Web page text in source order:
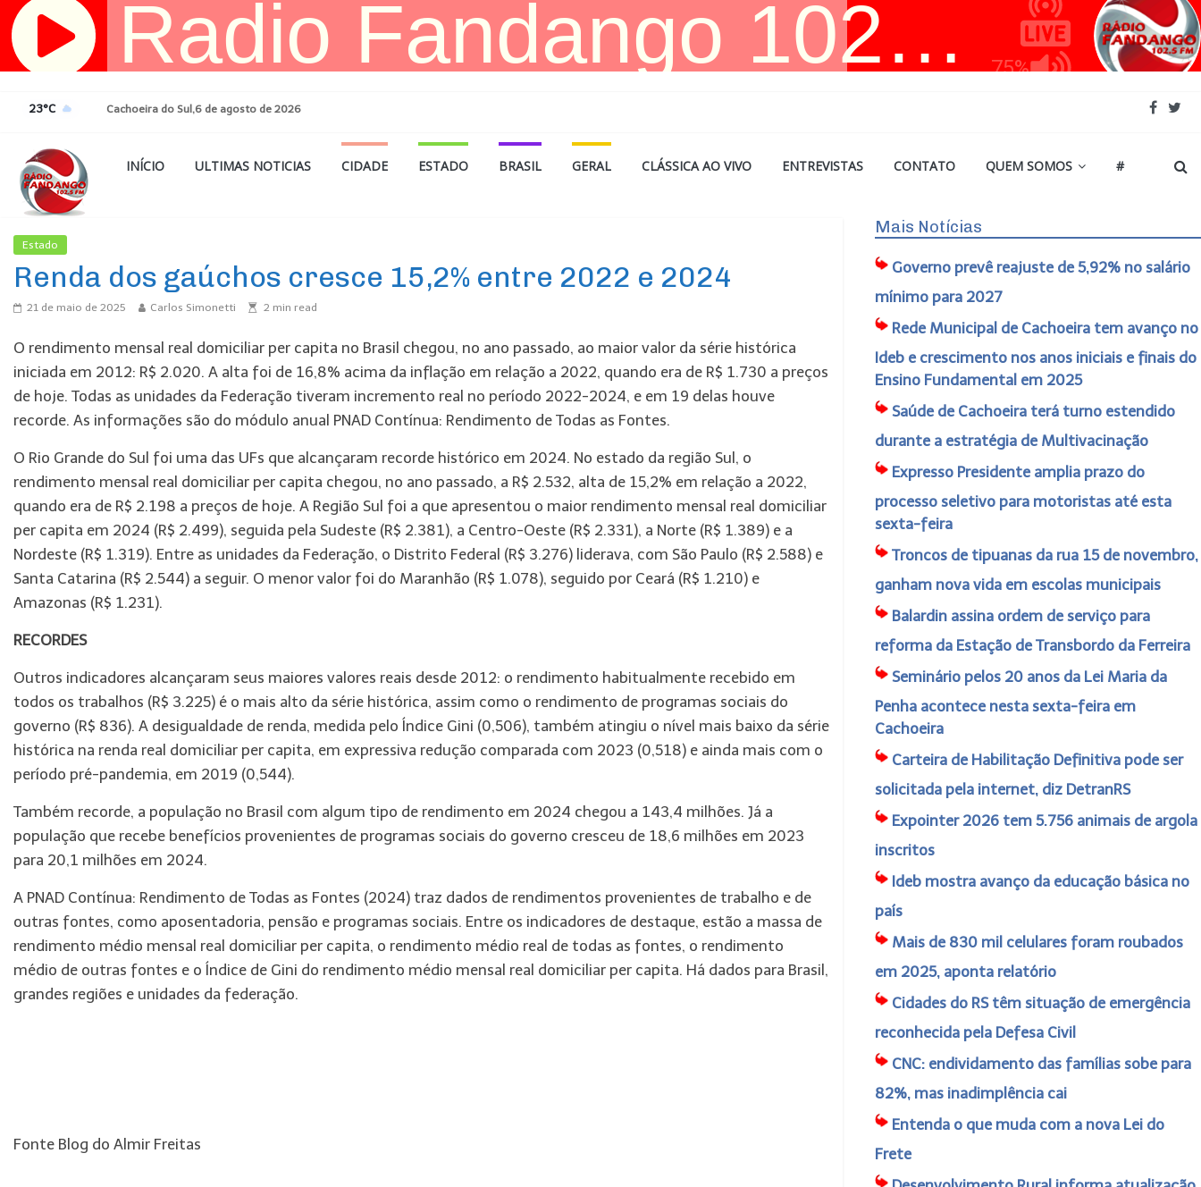
Pular
para
23°C Cachoeira do Sul,6 de agosto de 2026
INÍCIO ULTIMAS NOTICIAS CIDADE ESTADO BRASIL GERAL CLÁSSICA AO VIVO ENTREVISTAS CONTATO QUEM SOMOS #
Estado
Renda dos gaúchos cresce 15,2% entre 2022 e 2024
21 de maio de 2025 Carlos Simonetti 2 min read
O rendimento mensal real domiciliar per capita no Brasil chegou, no ano passado, ao maior valor da série histórica
iniciada em 2012: R$ 2.020. A alta foi de 16,8% acima da inflação em relação a 2022, quando era de R$ 1.730 a preços
de hoje. Todas as unidades da Federação tiveram incremento real no período 2022-2024, e em 19 delas houve
recorde. As informações são do módulo anual PNAD Contínua: Rendimento de Todas as Fontes.
O Rio Grande do Sul foi uma das UFs que alcançaram recorde histórico em 2024. No estado da região Sul, o
rendimento mensal real domiciliar per capita chegou, no ano passado, a R$ 2.532, alta de 15,2% em relação a 2022,
quando era de R$ 2.198 a preços de hoje. A Região Sul foi a que apresentou o maior rendimento mensal real domiciliar
per capita em 2024 (R$ 2.499), seguida pela Sudeste (R$ 2.381), a Centro-Oeste (R$ 2.331), a Norte (R$ 1.389) e a
Nordeste (R$ 1.319). Entre as unidades da Federação, o Distrito Federal (R$ 3.276) liderava, com São Paulo (R$ 2.588) e
Santa Catarina (R$ 2.544) a seguir. O menor valor foi do Maranhão (R$ 1.078), seguido por Ceará (R$ 1.210) e
Amazonas (R$ 1.231).
RECORDES
Outros indicadores alcançaram seus maiores valores reais desde 2012: o rendimento habitualmente recebido em
todos os trabalhos (R$ 3.225) é o mais alto da série histórica, assim como o rendimento de programas sociais do
governo (R$ 836). A desigualdade de renda, medida pelo Índice Gini (0,506), também atingiu o nível mais baixo da série
histórica na renda real domiciliar per capita, em expressiva redução comparada com 2023 (0,518) e ainda mais com o
período pré-pandemia, em 2019 (0,544).
Também recorde, a população no Brasil com algum tipo de rendimento em 2024 chegou a 143,4 milhões. Já a
população que recebe benefícios provenientes de programas sociais do governo cresceu de 18,6 milhões em 2023
para 20,1 milhões em 2024.
A PNAD Contínua: Rendimento de Todas as Fontes (2024) traz dados de rendimentos provenientes de trabalho e de
outras fontes, como aposentadoria, pensão e programas sociais. Entre os indicadores de destaque, estão a massa de
rendimento médio mensal real domiciliar per capita, o rendimento médio real de todas as fontes, o rendimento
médio de outras fontes e o Índice de Gini do rendimento médio mensal real domiciliar per capita. Há dados para Brasil,
grandes regiões e unidades da federação.
Fonte Blog do Almir Freitas
Mais Notícias
Governo prevê reajuste de 5,92% no salário
mínimo para 2027
Rede Municipal de Cachoeira tem avanço no
Ideb e crescimento nos anos iniciais e finais do
Ensino Fundamental em 2025
Saúde de Cachoeira terá turno estendido
durante a estratégia de Multivacinação
Expresso Presidente amplia prazo do
processo seletivo para motoristas até esta
sexta-feira
Troncos de tipuanas da rua 15 de novembro,
ganham nova vida em escolas municipais
Balardin assina ordem de serviço para
reforma da Estação de Transbordo da Ferreira
Seminário pelos 20 anos da Lei Maria da
Penha acontece nesta sexta-feira em
Cachoeira
Carteira de Habilitação Definitiva pode ser
solicitada pela internet, diz DetranRS
Expointer 2026 tem 5.756 animais de argola
inscritos
Ideb mostra avanço da educação básica no
país
Mais de 830 mil celulares foram roubados
em 2025, aponta relatório
Cidades do RS têm situação de emergência
reconhecida pela Defesa Civil
CNC: endividamento das famílias sobe para
82%, mas inadimplência cai
Entenda o que muda com a nova Lei do
Frete